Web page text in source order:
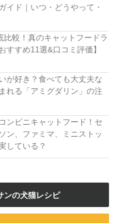
イド｜いつ・どうやって・
比較！真のキャットフードラ
すすめ11選&口コミ評価】
が好き？食べても大丈夫な
れる「アミグダリン」の注
ンビニキャットフード！セ
ン、ファミマ、ミニストッ
している？
ンの犬猫レシピ